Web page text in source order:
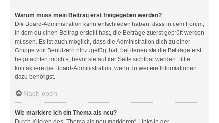
Warum muss mein Beitrag erst freigegeben werden?
Die Board-Administration kann entschieden haben, dass in dem Forum,
in dem du einen Beitrag erstellt hast, die Beiträge zuerst geprüft werden
müssen. Es ist auch möglich, dass die Administration dich zu einer
Gruppe von Benutzern hinzugefügt hat, bei denen sie die Beiträge erst
begutachten möchte, bevor sie auf der Seite sichtbar werden. Bitte
kontaktiere die Board-Administration, wenn du weitere Informationen
dazu benötigst.
Nach oben
Wie markiere ich ein Thema als neu?
Durch Klicken des „Thema als neu markieren“-Links in der